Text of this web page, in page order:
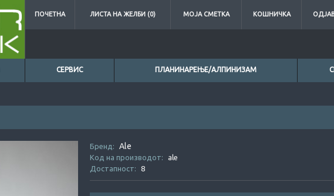
ПОЧЕТНА ЛИСТА НА ЖЕЛБИ (0) МОЈА СМЕТКА КОШНИЧКА
СЕРВИС ПЛАНИНАРЕЊЕ/АЛПИНИЗАМ
0ден.
Бренд: Ale
Код на производот:
ale
Достапност:
8